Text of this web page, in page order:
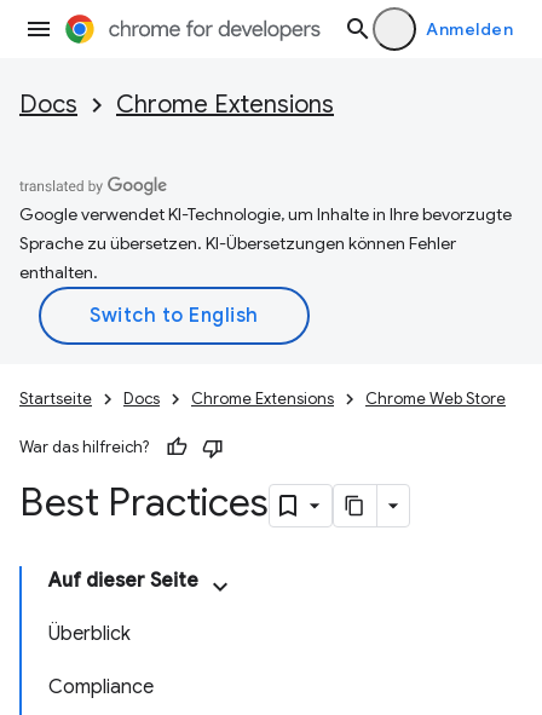
Anmelden
Docs Chrome Extensions
Google verwendet KI-Technologie, um Inhalte in Ihre bevorzugte
Sprache zu übersetzen. KI-Übersetzungen können Fehler
enthalten.
Startseite Docs Chrome Extensions Chrome Web Store
War das hilfreich?
Best Practices
Auf dieser Seite
Überblick
Compliance